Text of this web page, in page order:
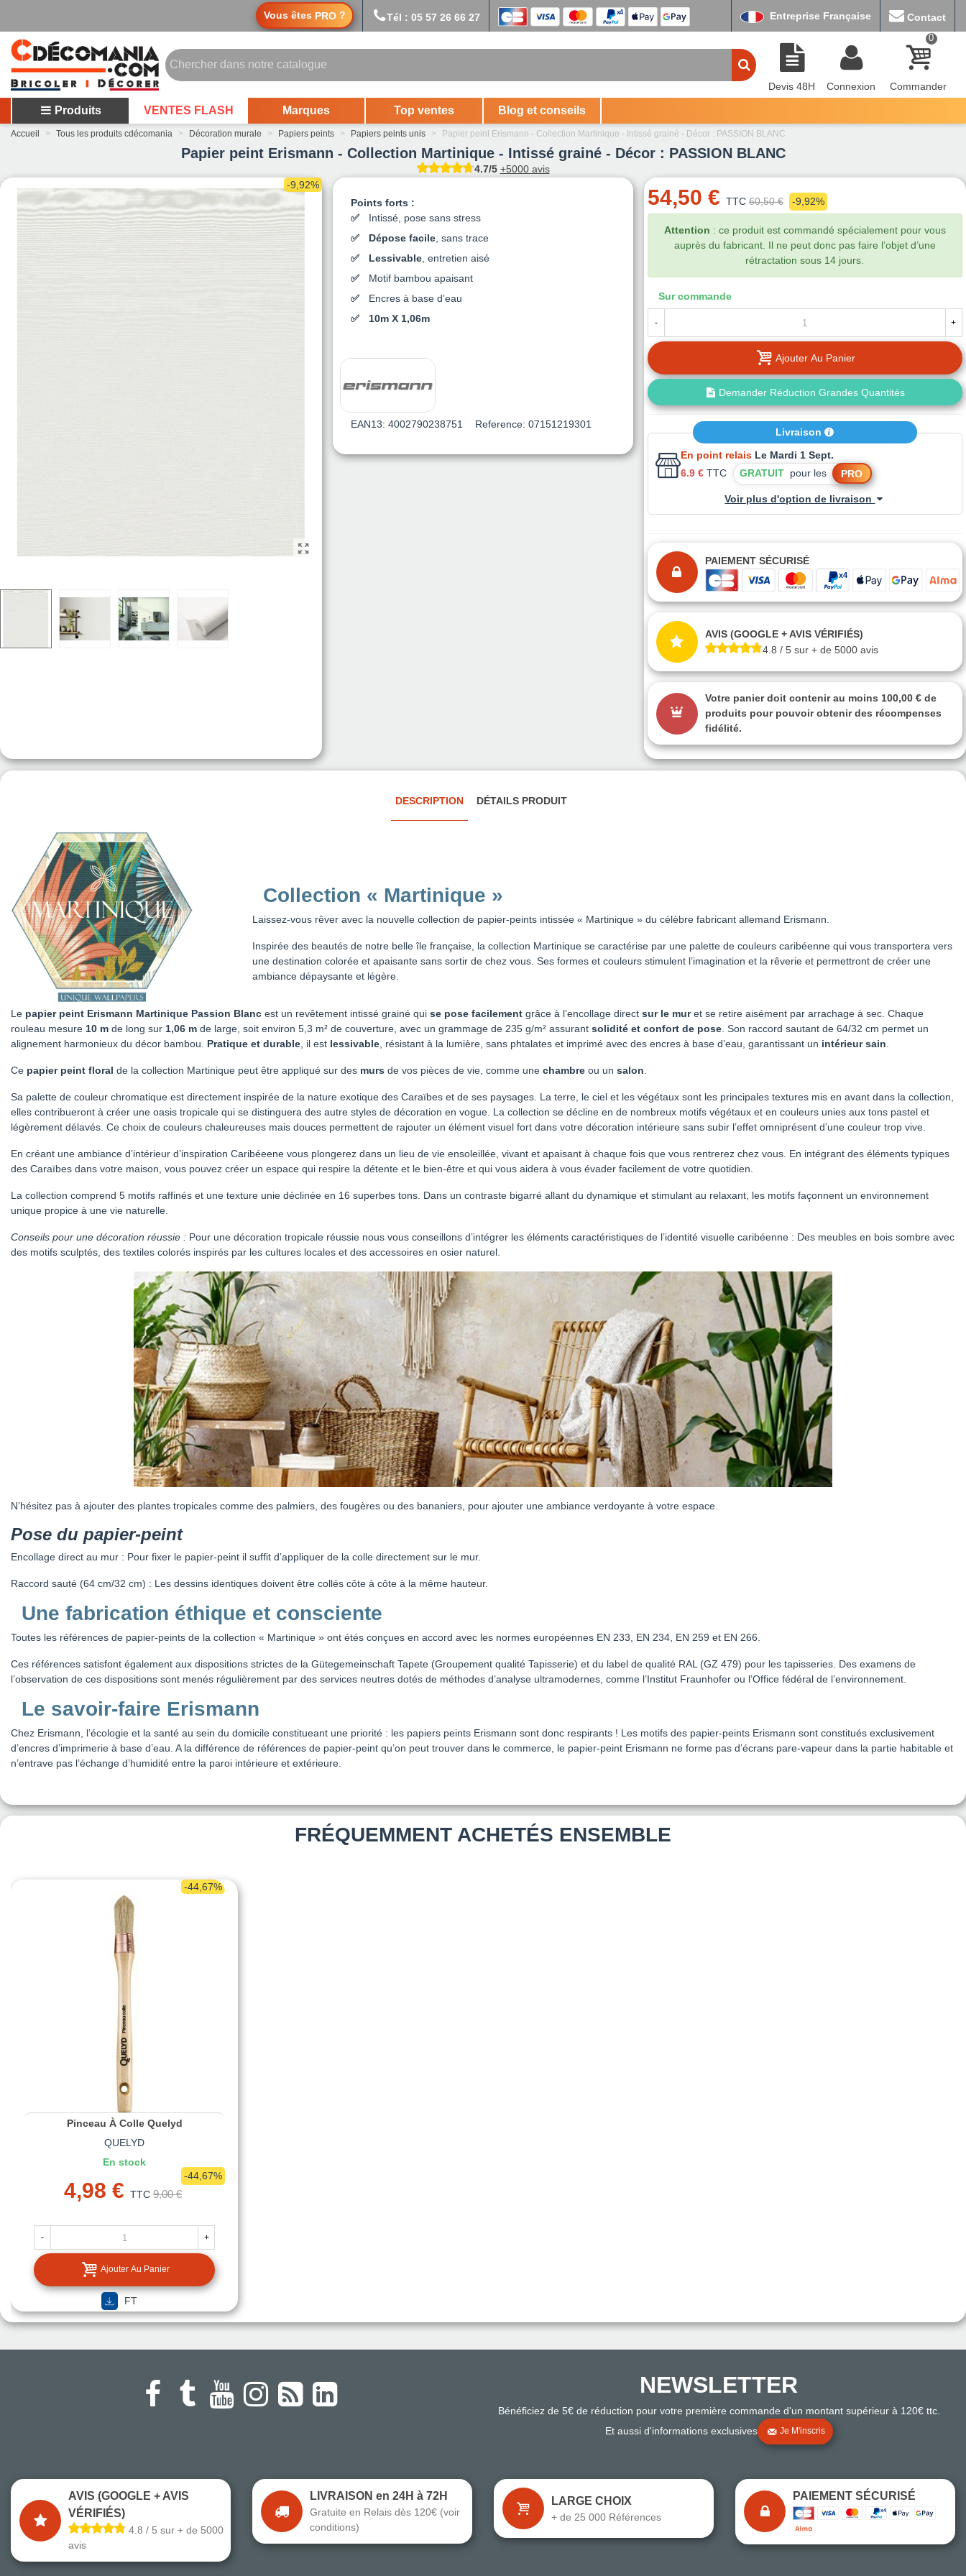
Vous êtes PRO ? Tél : 05 57 26 66 27 Entreprise Française Contact
Devis 48H Connexion
0
Commander
Produits VENTES FLASH Marques Top ventes Blog et conseils
Accueil > Tous les produits cdécomania > Décoration murale > Papiers peints > Papiers peints unis > Papier peint Erismann - Collection Martinique - Intissé grainé - Décor : PASSION BLANC
Papier peint Erismann - Collection Martinique - Intissé grainé - Décor : PASSION BLANC
4.7/5 +5000 avis
-9,92%
Points forts :
Intissé, pose sans stress
Dépose facile, sans trace
Lessivable, entretien aisé
Motif bambou apaisant
Encres à base d’eau
10m X 1,06m
EAN13: 4002790238751 Reference: 07151219301
54,50 € TTC 60,50 € -9,92%
Attention : ce produit est commandé spécialement pour vous
auprès du fabricant. Il ne peut donc pas faire l’objet d’une
rétractation sous 14 jours.
Sur commande
- +
Ajouter Au Panier
Demander Réduction Grandes Quantités
Livraison
En point relais Le Mardi 1 Sept.
6.9 € TTC GRATUITpour les PRO
Voir plus d'option de livraison
PAIEMENT SÉCURISÉ
AVIS (GOOGLE + AVIS VÉRIFIÉS)
4.8 / 5 sur + de 5000 avis
Votre panier doit contenir au moins 100,00 € de
produits pour pouvoir obtenir des récompenses
fidélité.
DESCRIPTION DÉTAILS PRODUIT
Collection « Martinique »
Laissez-vous rêver avec la nouvelle collection de papier-peints intissée « Martinique » du célèbre fabricant allemand Erismann.
Inspirée des beautés de notre belle île française, la collection Martinique se caractérise par une palette de couleurs caribéenne qui vous transportera vers
une destination colorée et apaisante sans sortir de chez vous. Ses formes et couleurs stimulent l’imagination et la rêverie et permettront de créer une
ambiance dépaysante et légère.
Le papier peint Erismann Martinique Passion Blanc est un revêtement intissé grainé qui se pose facilement grâce à l’encollage direct sur le muret se retire aisément par arrachage à sec. Chaque
rouleau mesure 10 m de long sur 1,06 m de large, soit environ 5,3 m² de couverture, avec un grammage de 235 g/m² assurant solidité et confort de pose . Son raccord sautant de 64/32 cm permet un
alignement harmonieux du décor bambou. Pratique et durable , il est lessivable , résistant à la lumière, sans phtalates et imprimé avec des encres à base d’eau, garantissant un intérieur sain
Ce papier peint floral de la collection Martinique peut être appliqué sur des murs de vos pièces de vie, comme une chambre ou un salon
Sa palette de couleur chromatique est directement inspirée de la nature exotique des Caraïbes et de ses paysages. La terre, le ciel et les végétaux sont les principales textures mis en avant dans la collection,
elles contribueront à créer une oasis tropicale qui se distinguera des autre styles de décoration en vogue. La collection se décline en de nombreux motifs végétaux et en couleurs unies aux tons pastel et
légèrement délavés. Ce choix de couleurs chaleureuses mais douces permettent de rajouter un élément visuel fort dans votre décoration intérieure sans subir l’effet omniprésent d’une couleur trop vive.
En créant une ambiance d’intérieur d’inspiration Caribéeene vous plongerez dans un lieu de vie ensoleillée, vivant et apaisant à chaque fois que vous rentrerez chez vous. En intégrant des éléments typiques
des Caraïbes dans votre maison, vous pouvez créer un espace qui respire la détente et le bien-être et qui vous aidera à vous évader facilement de votre quotidien.
La collection comprend 5 motifs raffinés et une texture unie déclinée en 16 superbes tons. Dans un contraste bigarré allant du dynamique et stimulant au relaxant, les motifs façonnent un environnement
unique propice à une vie naturelle.
Conseils pour une décoration réussie : Pour une décoration tropicale réussie nous vous conseillons d’intégrer les éléments caractéristiques de l’identité visuelle caribéenne : Des meubles en bois sombre avec
des motifs sculptés, des textiles colorés inspirés par les cultures locales et des accessoires en osier naturel.
N’hésitez pas à ajouter des plantes tropicales comme des palmiers, des fougères ou des bananiers, pour ajouter une ambiance verdoyante à votre espace.
Pose du papier-peint
Encollage direct au mur : Pour fixer le papier-peint il suffit d’appliquer de la colle directement sur le mur.
Raccord sauté (64 cm/32 cm) : Les dessins identiques doivent être collés côte à côte à la même hauteur.
Une fabrication éthique et consciente
Toutes les références de papier-peints de la collection « Martinique » ont étés conçues en accord avec les normes européennes EN 233, EN 234, EN 259 et EN 266.
Ces références satisfont également aux dispositions strictes de la Gütegemeinschaft Tapete (Groupement qualité Tapisserie) et du label de qualité RAL (GZ 479) pour les tapisseries. Des examens de
l’observation de ces dispositions sont menés régulièrement par des services neutres dotés de méthodes d’analyse ultramodernes, comme l’Institut Fraunhofer ou l’Office fédéral de l’environnement.
Le savoir-faire Erismann
Chez Erismann, l’écologie et la santé au sein du domicile constitueant une priorité : les papiers peints Erismann sont donc respirants ! Les motifs des papier-peints Erismann sont constitués exclusivement
d’encres d’imprimerie à base d’eau. A la différence de références de papier-peint qu’on peut trouver dans le commerce, le papier-peint Erismann ne forme pas d’écrans pare-vapeur dans la partie habitable et
n’entrave pas l’échange d’humidité entre la paroi intérieure et extérieure.
FRÉQUEMMENT ACHETÉS ENSEMBLE
-44,67%
Pinceau À Colle Quelyd
QUELYD
En stock
4,98 € TTC 9,00 €
-44,67%
- +
Ajouter Au Panier
FT
NEWSLETTER
Bénéficiez de 5€ de réduction pour votre première commande d'un montant supérieur à 120€ ttc.
Et aussi d'informations exclusives
Je M'inscris
AVIS (GOOGLE + AVIS
VÉRIFIÉS)
4.8 / 5 sur + de 5000
avis
LIVRAISON en 24H à 72H
Gratuite en Relais dès 120€ (voir
conditions)
LARGE CHOIX
+ de 25 000 Références
PAIEMENT SÉCURISÉ